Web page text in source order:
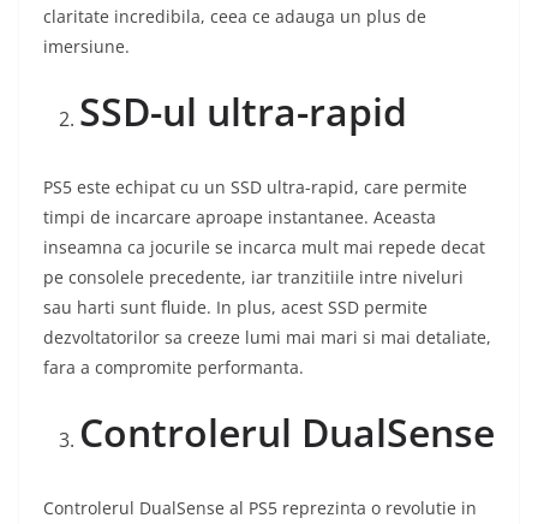
claritate incredibila, ceea ce adauga un plus de
imersiune.
SSD-ul ultra-rapid
PS5 este echipat cu un SSD ultra-rapid, care permite
timpi de incarcare aproape instantanee. Aceasta
inseamna ca jocurile se incarca mult mai repede decat
pe consolele precedente, iar tranzitiile intre niveluri
sau harti sunt fluide. In plus, acest SSD permite
dezvoltatorilor sa creeze lumi mai mari si mai detaliate,
fara a compromite performanta.
Controlerul DualSense
Controlerul DualSense al PS5 reprezinta o revolutie in